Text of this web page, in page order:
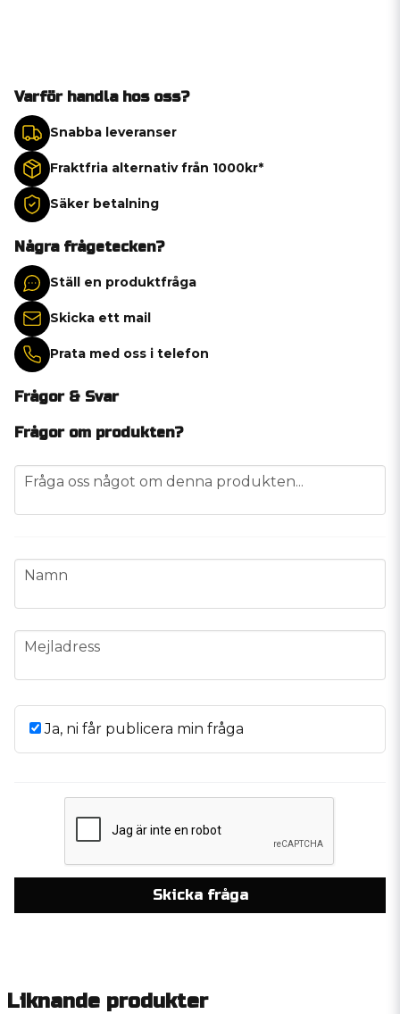
Varför handla hos oss?
Snabba leveranser
Fraktfria alternativ från 1000kr*
Säker betalning
Några frågetecken?
Ställ en produktfråga
Skicka ett mail
Prata med oss i telefon
Frågor & Svar
Frågor om produkten?
question
Fråga oss något om denna produkten...
name
Namn
email
Mejladress
Ja, ni får publicera min fråga
Skicka fråga
Liknande produkter